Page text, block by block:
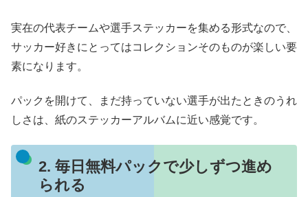
実在の代表チームや選手ステッカーを集める形式なので、
サッカー好きにとってはコレクションそのものが楽しい要
素になります。
パックを開けて、まだ持っていない選手が出たときのうれ
しさは、紙のステッカーアルバムに近い感覚です。
2. 毎日無料パックで少しずつ進め
られる